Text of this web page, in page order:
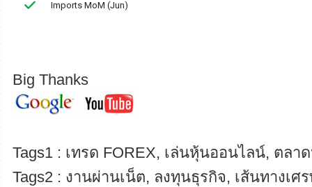
Big Thanks
Tags1 : เทรด FOREX, เล่นหุ้นออนไลน์, ตลา
Tags2 : งานผ่านเน็ต, ลงทุนธุรกิจ, เส้นทางเศ